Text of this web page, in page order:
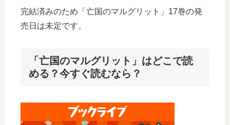
完結済みのため「亡国のマルグリット」17巻の発
売日は未定です。
「亡国のマルグリット」はどこで読
める？今すぐ読むなら？